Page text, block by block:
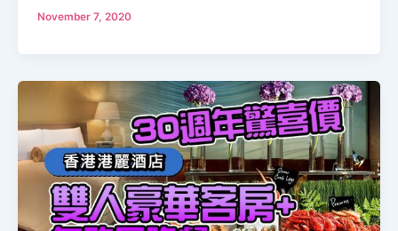
November 7, 2020